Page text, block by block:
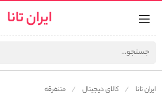
ایران تانا
ایران تانا کالای دیجیتال متنفرقه